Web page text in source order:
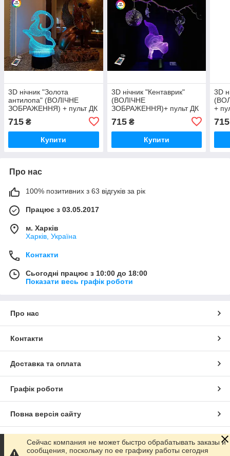
3D нічник "Золота
антилопа" (ВОЛІЧНЕ
ЗОБРАЖЕННЯ) + пульт ДК
+батарейки (3ААА)
3DTOYSLAMP
715 ₴
Купити
3D нічник "Кентаврик"
(ВОЛІЧНЕ
ЗОБРАЖЕННЯ)+ пульт ДК
адаптер +батарейки
(3ААА) 3DTOYSLAMP
715₴
Купити
3D
+
715
Про нас
100% позитивних з 63 відгуків за рік
Працює з 03.05.2017
м. Харків
Харків, Україна
Контакти
Сьогодні працює з 10:00 до 18:00
Показати весь графік роботи
Про нас
Контакти
Доставка та оплата
Графік роботи
Повна версія сайту
Сайт створено на маркетплейсі Prom.ua
Сейчас компания не может быстро обрабатывать заказы и
сообщения, поскольку по ее графику работы сегодня